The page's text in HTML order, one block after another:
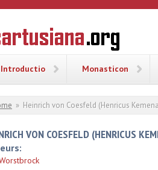
Introductio Monasticon
bent hier
» Heinrich von Coesfeld (Henricus
VON COESFELD (HENRICUS